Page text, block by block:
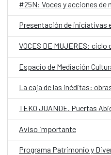
Aviso importante
Programa Patrimonio y